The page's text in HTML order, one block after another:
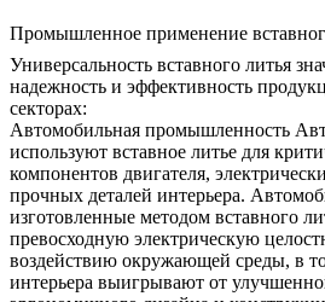
Промышленное применение
Универсальность вставного литья
надежность и эффективность
секторах:
Автомобильная промышленность
используют вставное литье для
компонентов двигателя,
прочных деталей интерьера.
изготовленные методом вставного
превосходную электрическую
воздействию окружающей среды, в
интерьера выигрывают от